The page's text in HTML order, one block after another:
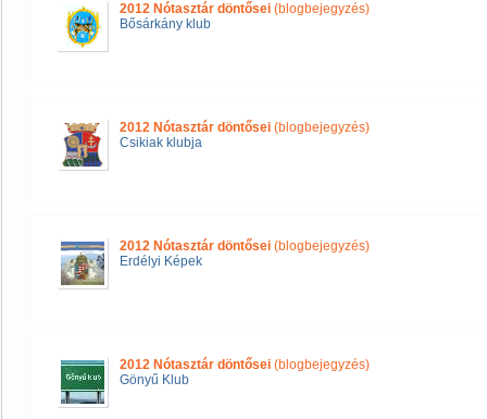
2012 Nótasztár döntősei (blogbejegyzés)
Bősárkány klub
2012 Nótasztár döntősei (blogbejegyzés)
Csikiak klubja
2012 Nótasztár döntősei (blogbejegyzés)
Erdélyi Képek
2012 Nótasztár döntősei (blogbejegyzés)
Gönyű Klub